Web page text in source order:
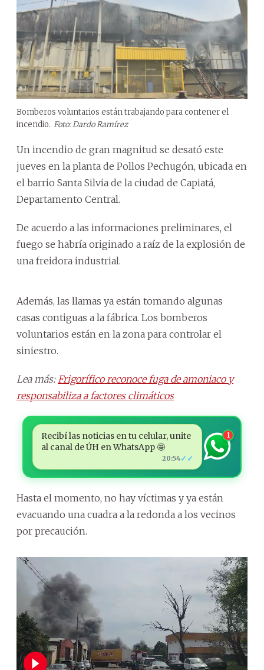
Bomberos voluntarios están trabajando para contener el
incendio. Foto: Dardo Ramírez
Un incendio de gran magnitud se desató este
jueves en la planta de Pollos Pechugón, ubicada en
el barrio Santa Silvia de la ciudad de Capiatá,
Departamento Central.
De acuerdo a las informaciones preliminares, el
fuego se habría originado a raíz de la explosión de
una freidora industrial.
Además, las llamas ya están tomando algunas
casas contiguas a la fábrica. Los bomberos
voluntarios están en la zona para controlar el
siniestro.
Lea más: Frigorífico reconoce fuga de amoniaco y
responsabiliza a factores climáticos
Recibí las noticias en tu celular, unite
al canal de ÚH en WhatsApp 🤩
20:54✓✓
1
Hasta el momento, no hay víctimas y ya están
evacuando una cuadra a la redonda a los vecinos
por precaución.